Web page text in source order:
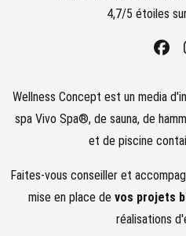
4,7/5 étoiles
Wellness Concept est un media
spa Vivo Spa®, de sauna, de
et de piscine
Faites-vous conseiller et
mise en place de vos projets
réalisations